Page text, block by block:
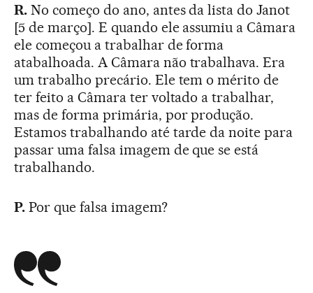
R. No começo do ano, antes da lista do Janot
[5 de março]. E quando ele assumiu a Câmara
ele começou a trabalhar de forma
atabalhoada. A Câmara não trabalhava. Era
um trabalho precário. Ele tem o mérito de
ter feito a Câmara ter voltado a trabalhar,
mas de forma primária, por produção.
Estamos trabalhando até tarde da noite para
passar uma falsa imagem de que se está
trabalhando.
P. Por que falsa imagem?